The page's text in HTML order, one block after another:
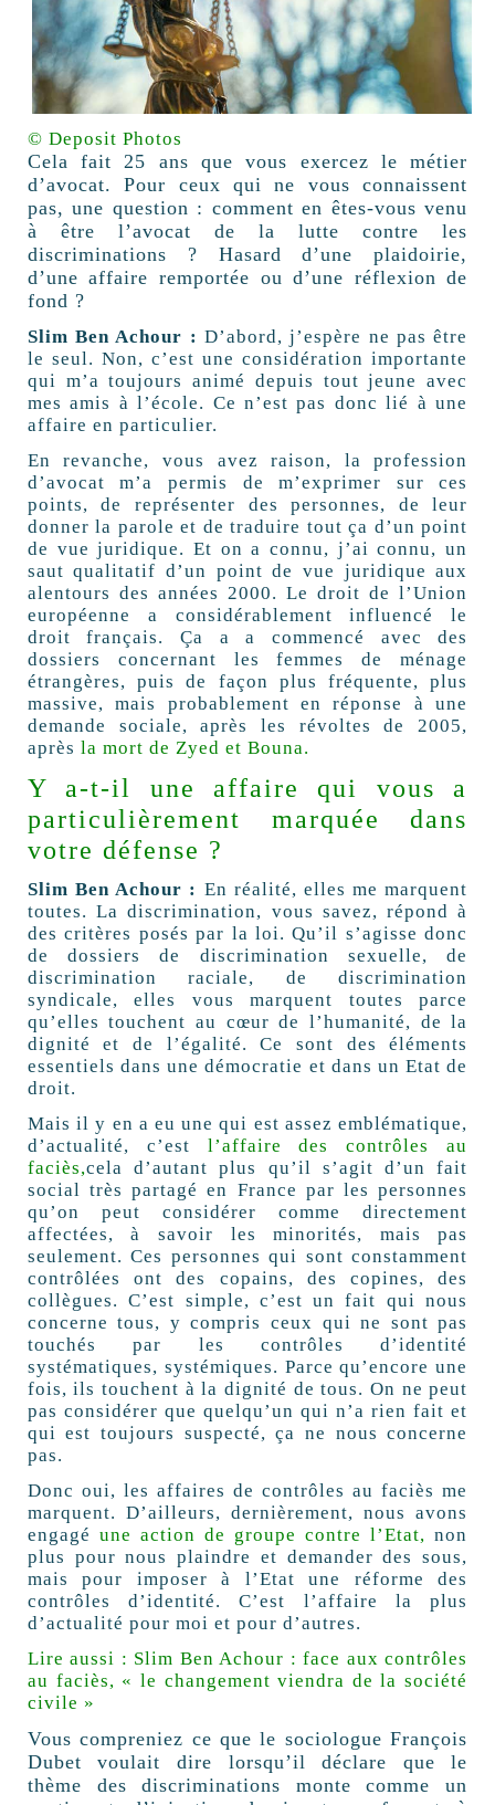
© Deposit Photos
Cela fait 25 ans que vous exercez le métier
d’avocat. Pour ceux qui ne vous connaissent
pas, une question : comment en êtes-vous venu
à être l’avocat de la lutte contre les
discriminations ? Hasard d’une plaidoirie,
d’une affaire remportée ou d’une réflexion de
fond ?
Slim Ben Achour : D’abord, j’espère ne pas être
le seul. Non, c’est une considération importante
qui m’a toujours animé depuis tout jeune avec
mes amis à l’école. Ce n’est pas donc lié à une
affaire en particulier.
En revanche, vous avez raison, la profession
d’avocat m’a permis de m’exprimer sur ces
points, de représenter des personnes, de leur
donner la parole et de traduire tout ça d’un point
de vue juridique. Et on a connu, j’ai connu, un
saut qualitatif d’un point de vue juridique aux
alentours des années 2000. Le droit de l’Union
européenne a considérablement influencé le
droit français. Ça a a commencé avec des
dossiers concernant les femmes de ménage
étrangères, puis de façon plus fréquente, plus
massive, mais probablement en réponse à une
demande sociale, après les révoltes de 2005,
après la mort de Zyed et Bouna.
Y a-t-il une affaire qui vous a
particulièrement marquée dans
votre défense ?
Slim Ben Achour : En réalité, elles me marquent
toutes. La discrimination, vous savez, répond à
des critères posés par la loi. Qu’il s’agisse donc
de dossiers de discrimination sexuelle, de
discrimination raciale, de discrimination
syndicale, elles vous marquent toutes parce
qu’elles touchent au cœur de l’humanité, de la
dignité et de l’égalité. Ce sont des éléments
essentiels dans une démocratie et dans un Etat de
droit.
Mais il y en a eu une qui est assez emblématique,
d’actualité, c’est l’affaire des contrôles au
faciès,cela d’autant plus qu’il s’agit d’un fait
social très partagé en France par les personnes
qu’on peut considérer comme directement
affectées, à savoir les minorités, mais pas
seulement. Ces personnes qui sont constamment
contrôlées ont des copains, des copines, des
collègues. C’est simple, c’est un fait qui nous
concerne tous, y compris ceux qui ne sont pas
touchés par les contrôles d’identité
systématiques, systémiques. Parce qu’encore une
fois, ils touchent à la dignité de tous. On ne peut
pas considérer que quelqu’un qui n’a rien fait et
qui est toujours suspecté, ça ne nous concerne
pas.
Donc oui, les affaires de contrôles au faciès me
marquent. D’ailleurs, dernièrement, nous avons
engagé une action de groupe contre l’Etat, non
plus pour nous plaindre et demander des sous,
mais pour imposer à l’Etat une réforme des
contrôles d’identité. C’est l’affaire la plus
d’actualité pour moi et pour d’autres.
Lire aussi : Slim Ben Achour : face aux contrôles
au faciès, « le changement viendra de la société
civile »
Vous compreniez ce que le sociologue François
Dubet voulait dire lorsqu’il déclare que le
thème des discriminations monte comme un